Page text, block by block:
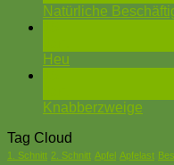
Natürliche
Heu
Knabberzweige
Tag Cloud
1. Schnitt 2. Schnitt Apfel Apfelast